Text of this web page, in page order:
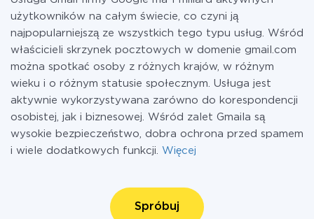
użytkowników na całym świecie, co czyni ją
najpopularniejszą ze wszystkich tego typu usług. Wśród
właścicieli skrzynek pocztowych w domenie gmail.com
można spotkać osoby z różnych krajów, w różnym
wieku i o różnym statusie społecznym. Usługa jest
aktywnie wykorzystywana zarówno do korespondencji
osobistej, jak i biznesowej. Wśród zalet Gmaila są
wysokie bezpieczeństwo, dobra ochrona przed spamem
i wiele dodatkowych funkcji. Więcej
Spróbuj